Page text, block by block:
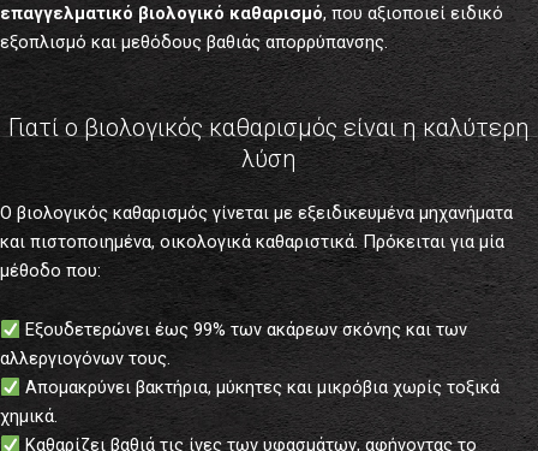
επαγγελματικό βιολογικό καθαρισμό, που αξιοποιεί ειδικό
εξοπλισμό και μεθόδους βαθιάς απορρύπανσης.
Γιατί ο βιολογικός καθαρισμός είναι η καλύτερη
λύση
Ο βιολογικός καθαρισμός γίνεται με εξειδικευμένα μηχανήματα
και πιστοποιημένα, οικολογικά καθαριστικά. Πρόκειται για μία
μέθοδο που:
Εξουδετερώνει έως 99% των ακάρεων σκόνης και των
αλλεργιογόνων τους.
Απομακρύνει βακτήρια, μύκητες και μικρόβια χωρίς τοξικά
χημικά.
Καθαρίζει βαθιά τις ίνες των υφασμάτων, αφήνοντας το